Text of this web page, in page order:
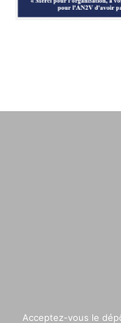
Acceptez-vous le